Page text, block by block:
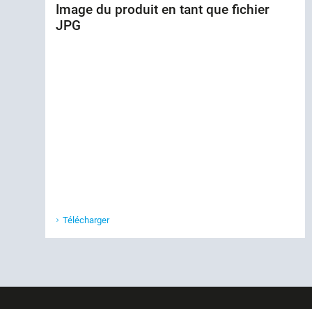
Image du produit en tant que fichier
JPG
Télécharger